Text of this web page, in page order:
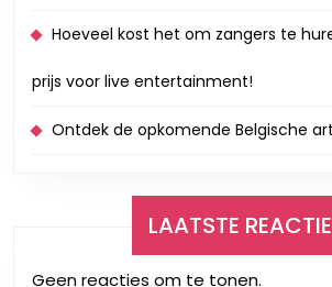
Hoeveel kost het om zangers te
prijs voor live entertainment!
Ontdek de opkomende Belgische
LAATSTE
Geen reacties om te tonen.